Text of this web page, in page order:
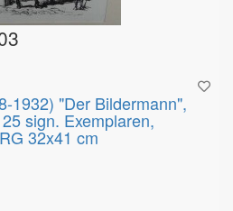
1932) "Der Bildermann",
sign. Exemplaren,
32x41 cm